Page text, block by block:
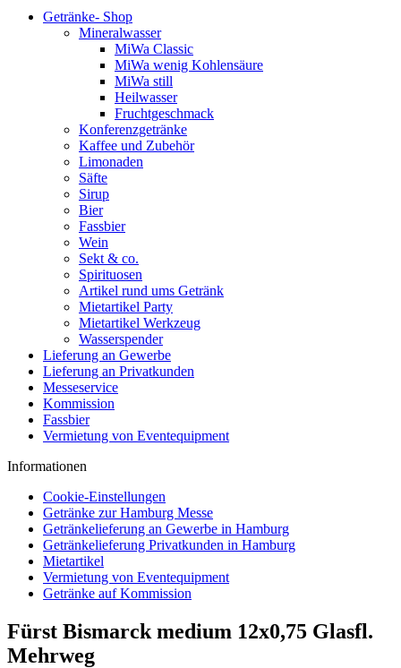
Getränke- Shop
Mineralwasser
MiWa Classic
MiWa wenig Kohlensäure
MiWa still
Heilwasser
Fruchtgeschmack
Konferenzgetränke
Kaffee und Zubehör
Limonaden
Säfte
Sirup
Bier
Fassbier
Wein
Sekt & co.
Spirituosen
Artikel rund ums Getränk
Mietartikel Party
Mietartikel Werkzeug
Wasserspender
Lieferung an Gewerbe
Lieferung an Privatkunden
Messeservice
Kommission
Fassbier
Vermietung von Eventequipment
Informationen
Cookie-Einstellungen
Getränke zur Hamburg Messe
Getränkelieferung an Gewerbe in Hamburg
Getränkelieferung Privatkunden in Hamburg
Mietartikel
Vermietung von Eventequipment
Getränke auf Kommission
Fürst Bismarck medium 12x0,75 Glasfl.
Mehrweg